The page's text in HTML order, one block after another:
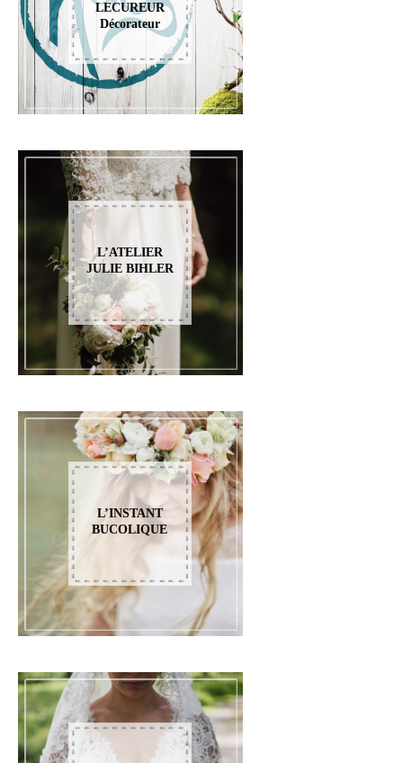
LECUREUR
Décorateur
L’ATELIER
JULIE BIHLER
L’INSTANT
BUCOLIQUE